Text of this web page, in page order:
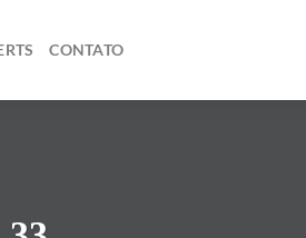
CONTATO